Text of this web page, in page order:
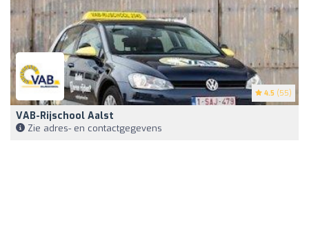
4.5 (55)
VAB-Rijschool Aalst
Zie adres- en contactgegevens